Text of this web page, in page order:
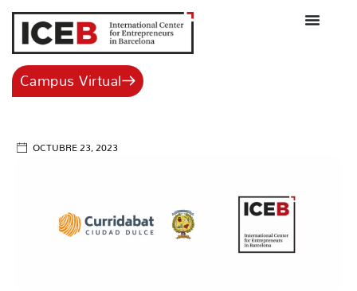
contenido
Campus Virtual
OCTUBRE 23, 2023